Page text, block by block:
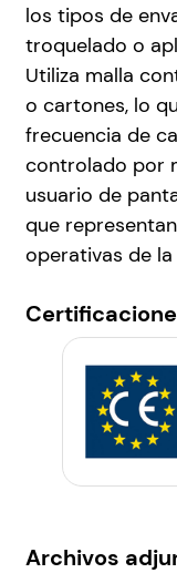
los tipos de
troquelado o
Utiliza malla
o cartones, lo
frecuencia de
controlado por
usuario de
que
operativas de la
Archivos